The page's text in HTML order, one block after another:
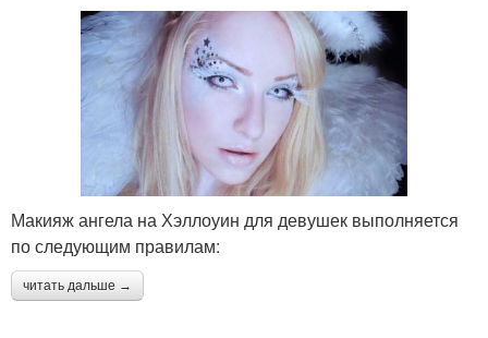
Макияж ангела на Хэллоуин для девушек выполняется
по следующим правилам:
читать дальше →